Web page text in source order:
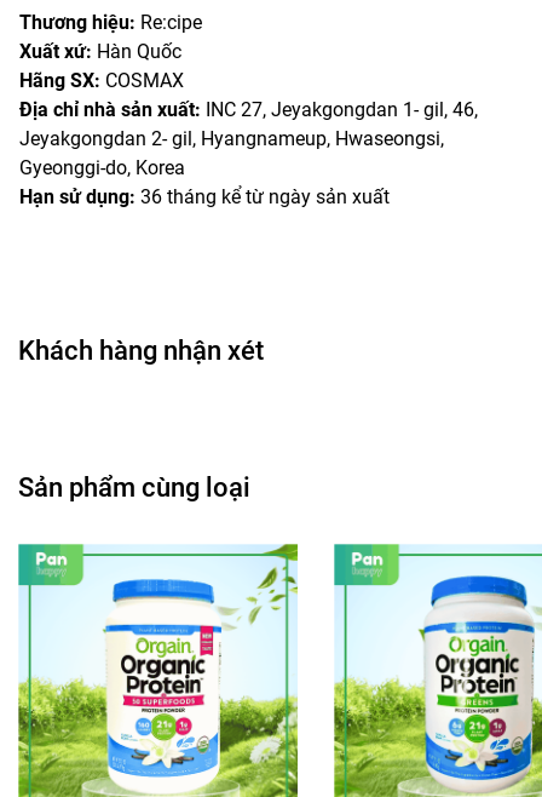
Thương hiệu: Re:cipe
Xuất xứ: Hàn Quốc
Hãng SX: COSMAX
Địa chỉ nhà sản xuất: INC 27, Jeyakgongdan 1- gil, 46,
Jeyakgongdan 2- gil, Hyangnameup, Hwaseongsi,
Gyeonggi-do, Korea
Hạn sử dụng: 36 tháng kể từ ngày sản xuất
Khách hàng nhận xét
Sản phẩm cùng loại